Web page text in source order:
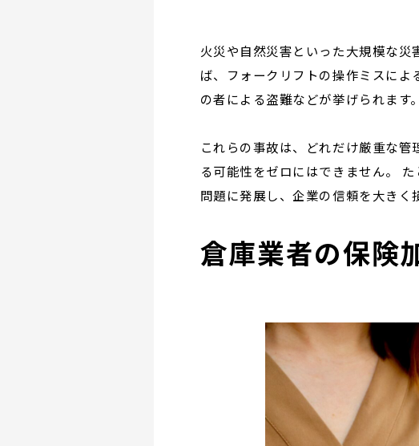
火災や自然災害といった大規模な
ば、フォークリフトの操作ミスに
の者による盗難などが挙げられます。
これらの事故は、どれだけ厳重な
る可能性をゼロにはできません。
問題に発展し、企業の信頼を大きく
倉庫業者の保険